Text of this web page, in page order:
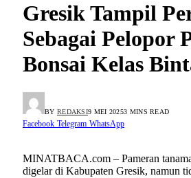
Gresik Tampil
Sebagai Pelopor
Bonsai Kelas
BY REDAKSI9 MEI 20253 MINS READ
Facebook Telegram WhatsApp
MINATBACA.com – Pameran
digelar di Kabupaten Gresik, namun